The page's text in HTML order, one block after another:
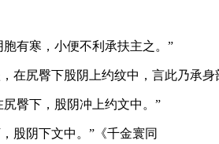
有寒，小便不利承扶主之。”
在尻臀下股阴上约纹中，言此乃承身
臀下，股阴冲上约文中。”
股阴下文中。”《千金寰同